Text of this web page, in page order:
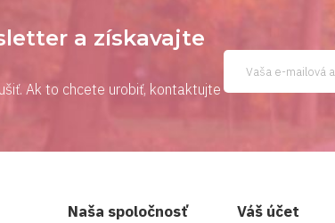
a získavajte
Ak to chcete urobiť, kontaktujte
Naša spoločnosť Váš účet